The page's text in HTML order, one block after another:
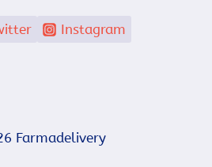
Instagram
Farmadelivery